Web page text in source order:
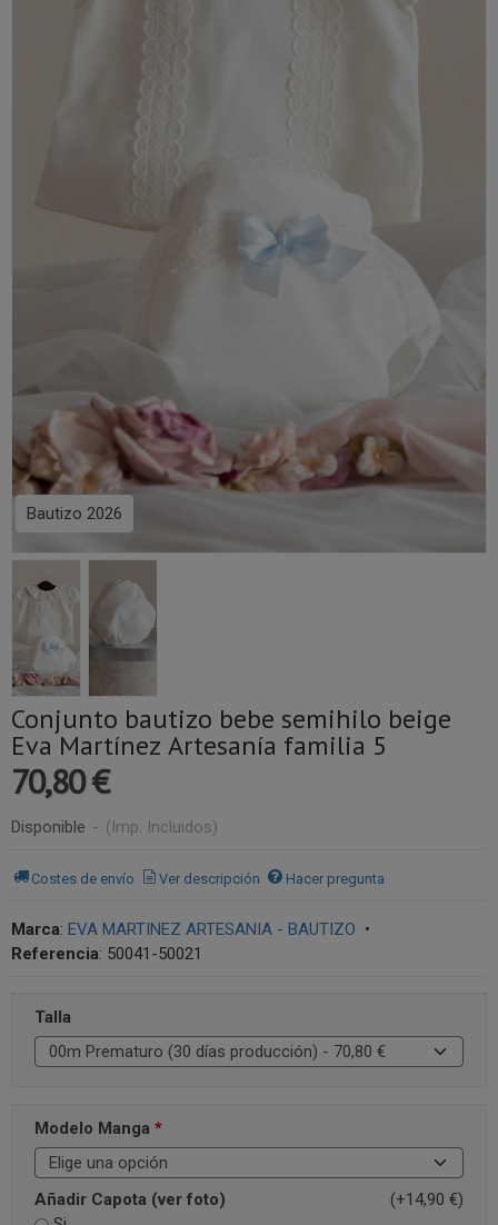
Bautizo 2026
Conjunto bautizo bebe semihilo beige
Eva Martínez Artesanía familia 5
70,80 €
Disponible - (Imp. Incluidos)
Costes de envío Ver descripción Hacer pregunta
Marca: EVA MARTINEZ ARTESANIA - BAUTIZO •
Referencia: 50041-50021
Talla
Modelo Manga *
Añadir Capota (ver foto)
(+14,90 €)